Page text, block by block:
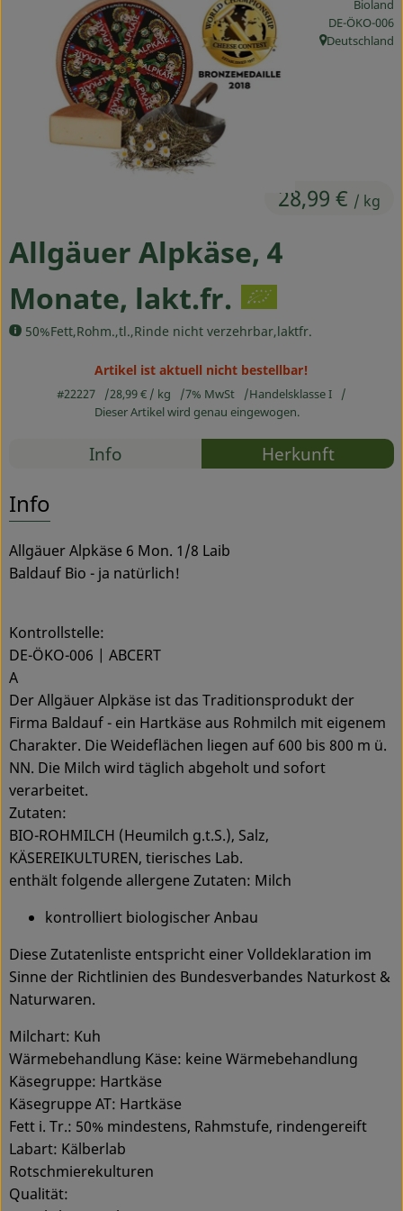
Ökokisten
Obst & Gemüse
Kühltheke
Drogerie
Blog & Aktuelles
Allgäuer Alpkäse, 4
Monate, lakt.fr.
50%Fett,Rohm.,tl.,Rinde nicht verzehrbar,laktfr.
28,99 € / kg
Bioland
,DE-ÖKO-006
, Herkunft:
Deutschland
Artikel ist aktuell nicht bestellbar!
#22227 28,99 € / kg 7% MwSt
Handelsklasse I
Dieser Artikel wird genau eingewogen.
Rezepte
Info Herkunft
Info
Allgäuer Alpkäse 6 Mon. 1/8 Laib
Baldauf Bio - ja natürlich!
Kontrollstelle:
DE-ÖKO-006 | ABCERT
A
Der Allgäuer Alpkäse ist das Traditionsprodukt der
Firma Baldauf - ein Hartkäse aus Rohmilch mit eigenem
Charakter. Die Weideflächen liegen auf 600 bis 800 m ü.
NN. Die Milch wird täglich abgeholt und sofort
verarbeitet.
Zutaten:
BIO-ROHMILCH (Heumilch g.t.S.), Salz,
KÄSEREIKULTUREN, tierisches Lab.
enthält folgende allergene Zutaten: Milch
kontrolliert biologischer Anbau
Diese Zutatenliste entspricht einer Volldeklaration im
Sinne der Richtlinien des Bundesverbandes Naturkost &
Naturwaren.
Milchart: Kuh
Wärmebehandlung Käse: keine Wärmebehandlung
Käsegruppe: Hartkäse
Käsegruppe AT: Hartkäse
Fett i. Tr.: 50% mindestens, Rahmstufe, rindengereift
Labart: Kälberlab
Rotschmierekulturen
Qualität: